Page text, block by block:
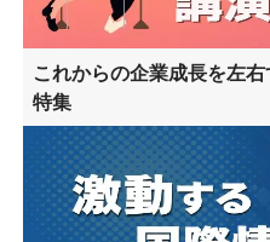
これからの企業成長を左
特集